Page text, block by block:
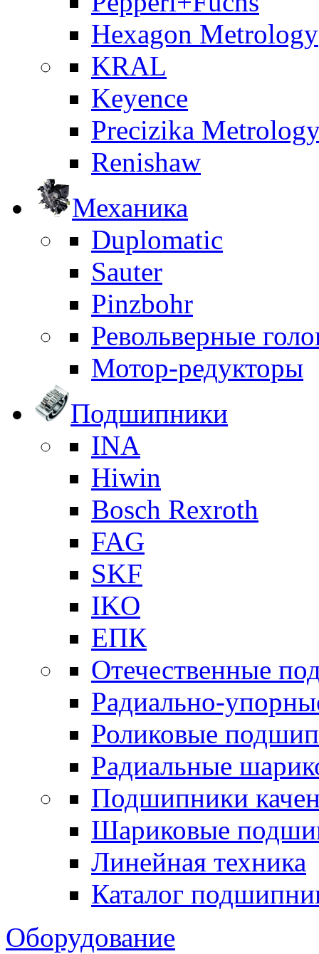
Hexagon Metrology
KRAL
Keyence
Precizika
Renishaw
Механика
Duplomatic
Sauter
Pinzbohr
Револьверные
Мотор-редукторы
Подшипники
INA
Hiwin
Bosch Rexroth
FAG
SKF
IKO
ЕПК
Отечественные
Радиально-
Роликовые
Радиальные
Подшипники
Шариковые
Линейная техника
Каталог
Оборудование